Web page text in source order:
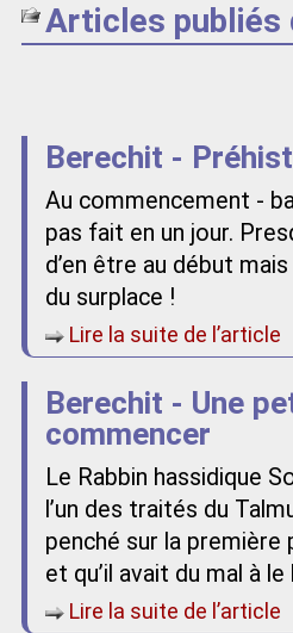
Articles publiés
Berechit -
Au commencement -
pas fait en un jour.
d’en être au début
du surplace !
Lire la suite de l’article
Berechit - Une
commencer
Le Rabbin hassidique
l’un des traités du
penché sur la première
et qu’il avait du mal à
Lire la suite de l’article